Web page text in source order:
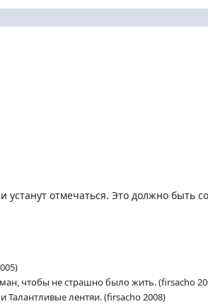
устанут отмечаться. Это должно быть
чтобы не страшно было жить. (firsacho
лентяи. (firsacho 2008)